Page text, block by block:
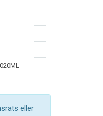
eller